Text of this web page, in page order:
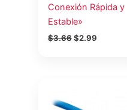
Conexión Rápida y
Estable»
$3.66 $2.99